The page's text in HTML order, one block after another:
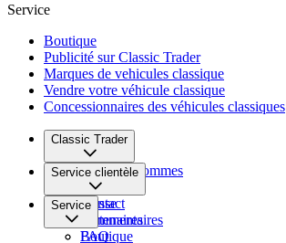
Service
Boutique
Publicité sur Classic Trader
Marques de vehicules classique
Vendre votre véhicule classique
Concessionnaires des véhicules classiques
Classic Trader
Qui nous sommes
Carrière
Presse
Partenaires
Service clientèle
Contact
Commentaires
FAQ
Service
Boutique